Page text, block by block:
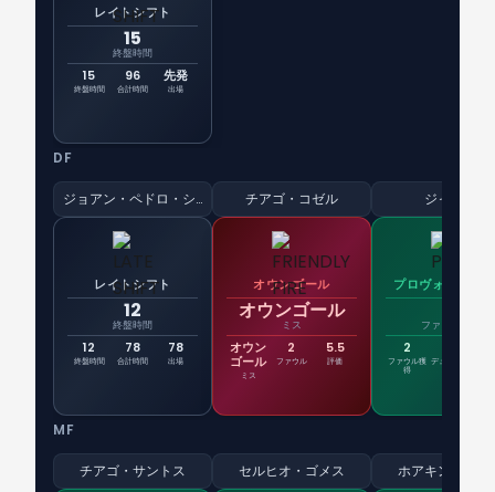
レイトシフト
15
終盤時間
15
終盤時間
96
合計時間
先発
出場
DF
ジョアン・ペドロ・シェルモン
レイトシフト
12
終盤時間
12
終盤時間
78
合計時間
78
出場
チアゴ・コゼル
オウンゴール
オウンゴール
ミス
オウン
ゴール
ミス
2
ファウル
5.5
評価
ジャシー
プロヴォカトゥ
ファウル獲得
2
ファウル獲
得
デュエル勝
MF
チアゴ・サントス セルヒオ・ゴメス ホアキン・ラベ